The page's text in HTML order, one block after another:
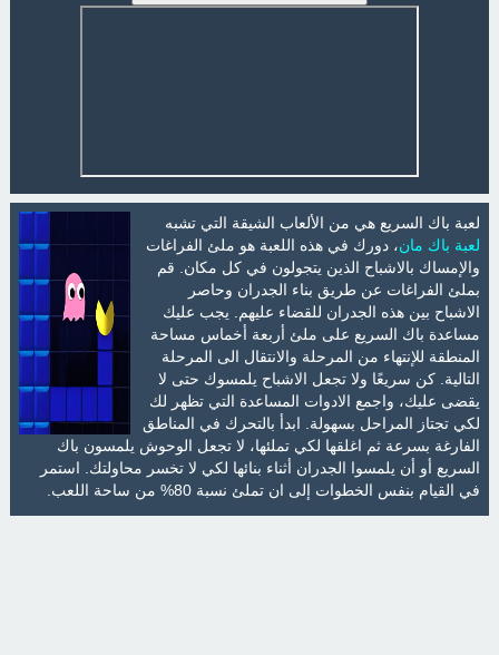
لعبة باك السريع هي من الألعاب الشيقة التي تشبه
لعبة باك مان، دورك في هذه اللعبة هو ملئ الفراغات
والإمساك بالاشباح الذين يتجولون في كل مكان. قم
بملئ الفراغات عن طريق بناء الجدران وحاصر
الاشباح بين هذه الجدران للقضاء عليهم. يجب عليك
مساعدة باك السريع على ملئ أربعة أخماس مساحة
المنطقة للإنتهاء من المرحلة والانتقال الى المرحلة
التالية. كن سريعًا ولا تجعل الاشباح يلمسوك حتى لا
يقضى عليك، واجمع الادوات المساعدة التي تظهر لك
لكي تجتاز المراحل بسهولة. ابدأ بالتحرك في المناطق
الفارغة بسرعة ثم اغلقها لكي تملئها، لا تجعل الوحوش يلمسون باك
السريع أو أن يلمسوا الجدران أثناء بنائها لكي لا تخسر محاولتك. استمر
في القيام بنفس الخطوات إلى ان تملئ نسبة 80% من ساحة اللعب.